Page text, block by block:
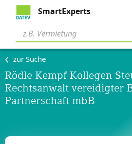
SmartExperts
zur Suche
Rödle Kempf Kollegen
Rechtsanwalt vereidigter
Partnerschaft mbB